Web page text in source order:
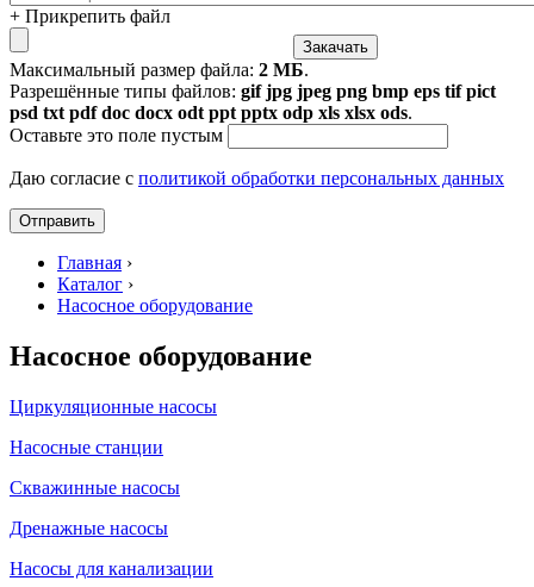
+ Прикрепить файл
Максимальный размер файла: 2 МБ.
Разрешённые типы файлов: gif jpg jpeg png bmp eps tif pict
psd txt pdf doc docx odt ppt pptx odp xls xlsx ods.
Оставьте это поле пустым
Даю согласие с политикой обработки персональных данных
Главная ›
Каталог ›
Насосное оборудование
Насосное оборудование
Циркуляционные насосы
Насосные станции
Скважинные насосы
Дренажные насосы
Насосы для канализации